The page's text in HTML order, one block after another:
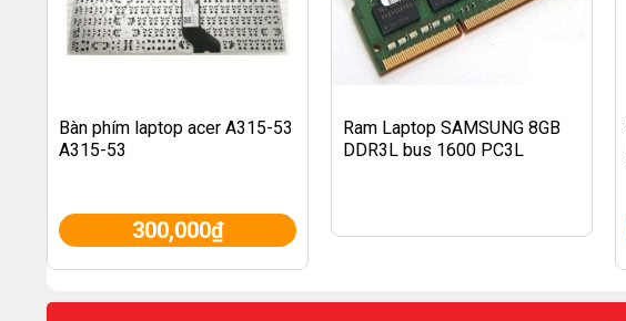
Bàn phím laptop acer A315-53
A315-53
300,000₫
Ram Laptop SAMSUNG 8GB
DDR3L bus 1600 PC3L